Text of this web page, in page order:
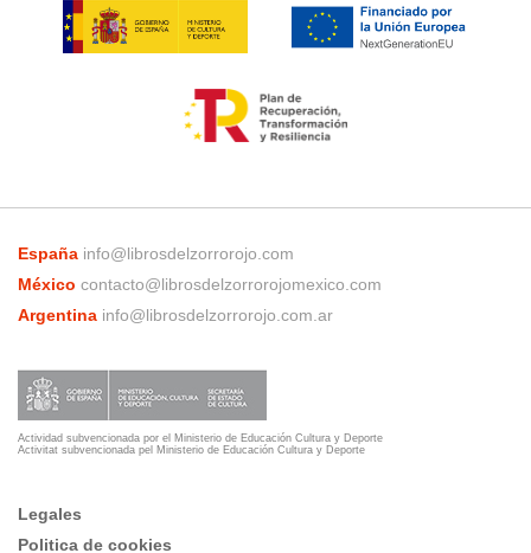
España info@librosdelzorrorojo.com
México contacto@librosdelzorrorojomexico.com
Argentina info@librosdelzorrorojo.com.ar
Actividad subvencionada por el Ministerio de Educación Cultura y Deporte
Activitat subvencionada pel Ministerio de Educación Cultura y Deporte
Legales
Politica de cookies